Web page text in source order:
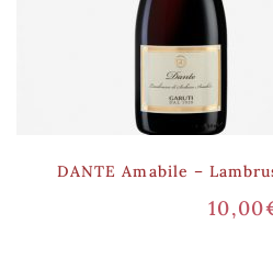
DANTE Amabile –
10,00